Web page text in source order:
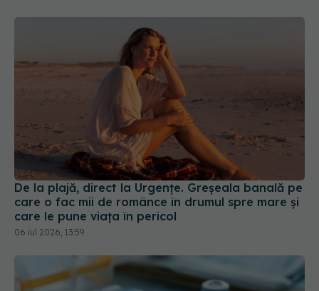
De la plajă, direct la Urgențe. Greșeala banală pe
care o fac mii de românce în drumul spre mare și
care le pune viața în pericol
06 iul 2026, 13:59